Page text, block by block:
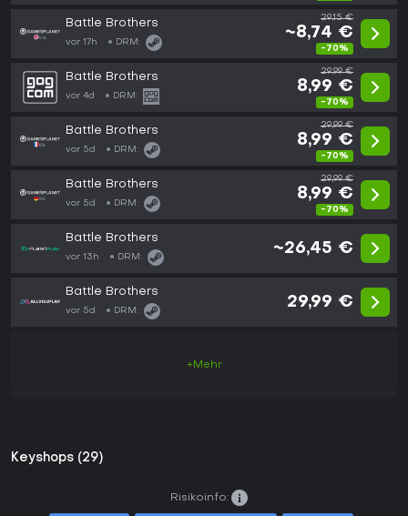
Battle Brothers
vor 17h DRM:
29,15 €
~8,74 €
-70%
Battle Brothers
vor 4d DRM:
29,99 €
8,99 €
-70%
Battle Brothers
vor 5d DRM:
29,99 €
8,99 €
-70%
Battle Brothers
vor 5d DRM:
29,99 €
8,99 €
-70%
Battle Brothers
vor 13h DRM:
~26,45 €
Battle Brothers
vor 5d DRM:
29,99 €
+Mehr
Keyshops (29)
Risikoinfo: